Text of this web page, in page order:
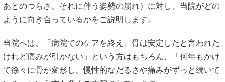
腰の不調（長年をかけて進んだ変形や、圧迫骨折を経験した